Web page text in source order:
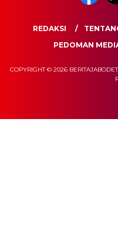
REDAKSI
PEDOMAN
COPYRIGHT © 2026